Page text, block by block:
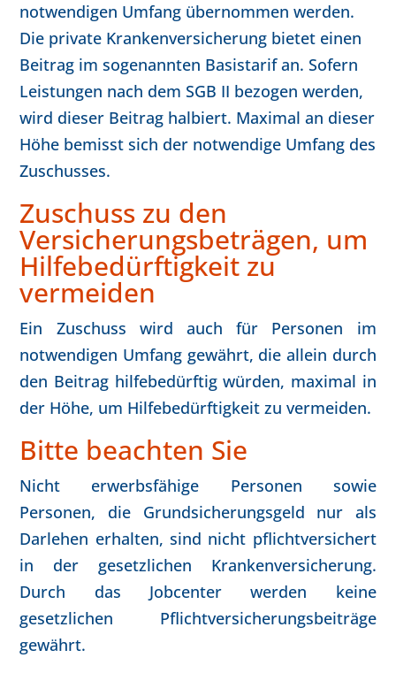
notwendigen Umfang übernommen werden.
Die private Krankenversicherung bietet einen
Beitrag im sogenannten Basistarif an. Sofern
Leistungen nach dem SGB II bezogen werden,
wird dieser Beitrag halbiert. Maximal an dieser
Höhe bemisst sich der notwendige Umfang des
Zuschusses.
Zuschuss zu den
Versicherungsbeträgen, um
Hilfebedürftigkeit zu
vermeiden
Ein Zuschuss wird auch für Personen im
notwendigen Umfang gewährt, die allein durch
den Beitrag hilfebedürftig würden, maximal in
der Höhe, um Hilfebedürftigkeit zu vermeiden.
Bitte beachten Sie
Nicht erwerbsfähige Personen sowie
Personen, die Grundsicherungsgeld nur als
Darlehen erhalten, sind nicht pflichtversichert
in der gesetzlichen Krankenversicherung.
Durch das Jobcenter werden keine
gesetzlichen Pflichtversicherungsbeiträge
gewährt.